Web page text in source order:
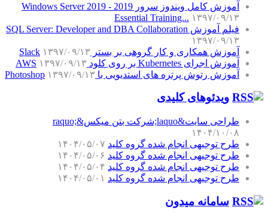
آموزش کامل ویندوز سرور 2019 - Windows Server 2019
Essential Training... ۱۳۹۷/۰۹/۱۳
فیلم آموزش SQL Server: Developer and DBA Collaboration
۱۳۹۷/۰۹/۱۳
آموزش همکاری و کار گروهی بر بستر Slack ۱۳۹۷/۰۹/۱۳
آموزش اجرای Kubernetes بر روی کلود AWS
۱۳۹۷/۰۹/۱۳
آموزش رتوش پرتره های استدیویی با Photoshop ۱۳۹۷/۰۹/۱۳
ویدئوهای کلیدی
طراحی سایت&laquo;شرکت بتن میکس&raquo;
۱۴۰۴/۱۰/۰۸
طرح توجیهی انجام شده گروه کلید ۱۴۰۴/۰۵/۰۷
طرح توجیهی انجام شده گروه کلید ۱۴۰۴/۰۵/۰۶
طرح توجیهی انجام شده گروه کلید ۱۴۰۴/۰۵/۰۴
طرح توجیهی انجام شده گروه کلید ۱۴۰۴/۰۵/۰۱
سامانه میدون